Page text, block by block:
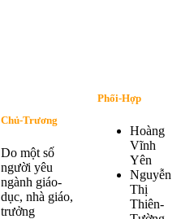
Chủ-Trương
Do một số
người yêu
ngành giáo-
dục, nhà giáo,
trưởng
Phối-Hợp
Hoàng
Vĩnh
Yên
Nguyễn
Thị
Thiên-